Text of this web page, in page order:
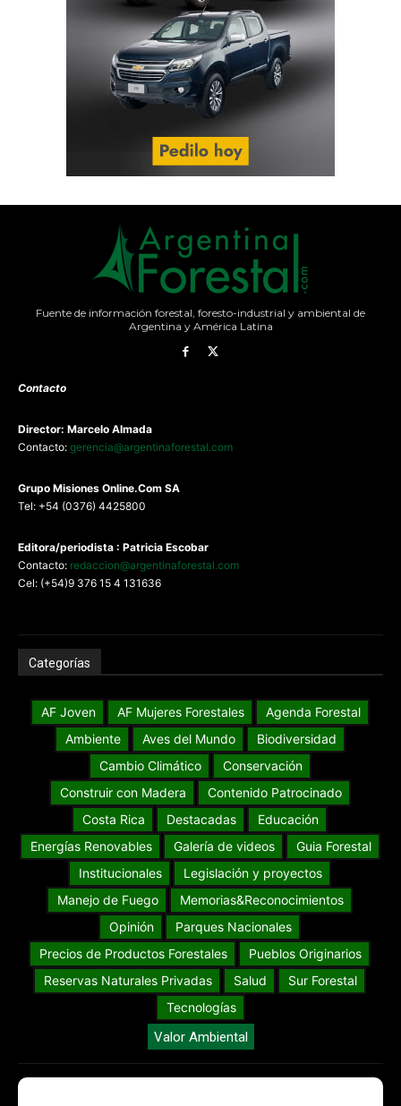
Fuente de información forestal, foresto-industrial y ambiental de
Argentina y América Latina
Contacto
Director: Marcelo Almada
Contacto: gerencia@argentinaforestal.com
Grupo Misiones Online.Com SA
Tel: +54 (0376) 4425800
Editora/periodista : Patricia Escobar
Contacto: redaccion@argentinaforestal.com
Cel: (+54)9 376 15 4 131636
Categorías
AF Joven AF Mujeres Forestales
Agenda Forestal
Ambiente
Aves del Mundo
Biodiversidad
Cambio Climático
Conservación
Construir con Madera
Contenido Patrocinado
Costa Rica
Destacadas
Educación
Energías Renovables
Galería de videos
Guia Forestal
Institucionales
Legislación y proyectos
Manejo de Fuego
Memorias&Reconocimientos
Opinión
Parques Nacionales
Precios de Productos Forestales
Pueblos Originarios
Reservas Naturales Privadas
Salud
Sur Forestal
Tecnologías
Valor Ambiental